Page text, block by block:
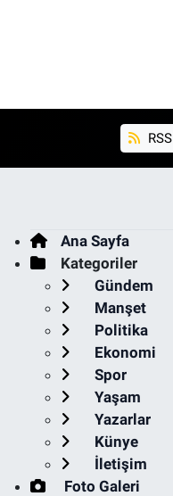
RSS
Ana Sayfa
Kategoriler
Gündem
Manşet
Politika
Ekonomi
Spor
Yaşam
Yazarlar
Künye
İletişim
Foto Galeri